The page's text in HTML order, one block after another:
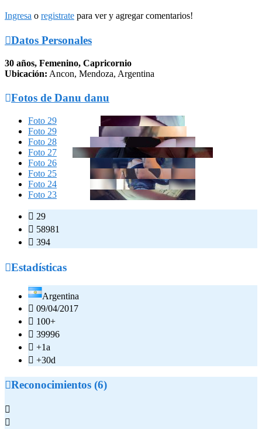
Ingresa o registrate para ver y agregar comentarios!
Datos Personales
30 años, Femenino, Capricornio
Ubicación: Ancon, Mendoza, Argentina
Fotos de Danu danu
Foto 29
Foto 29
Foto 28
Foto 27
Foto 26
Foto 25
Foto 24
Foto 23
 29
 58981
 394
Estadísticas
Argentina
 09/04/2017
 100+
 39996
 +1a
 +30d
Reconocimientos (6)

